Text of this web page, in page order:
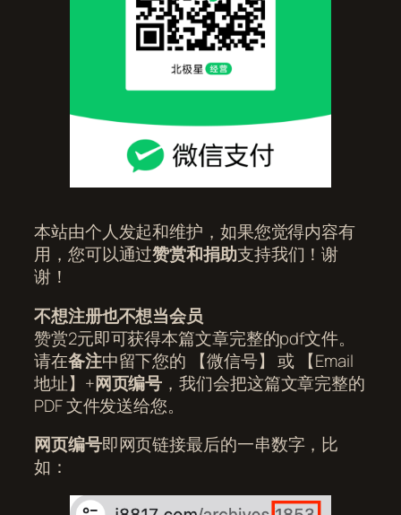
本站由个人发起和维护，如果您觉得内容有
用，您可以通过赞赏和捐助支持我们！谢
谢！
不想注册也不想当会员
赞赏2元即可获得本篇文章完整的pdf文件。
请在备注中留下您的 【微信号】 或 【Email
地址】+网页编号 ，我们会把这篇文章完整的
PDF 文件发送给您。
网页编号即网页链接最后的一串数字，比
如：